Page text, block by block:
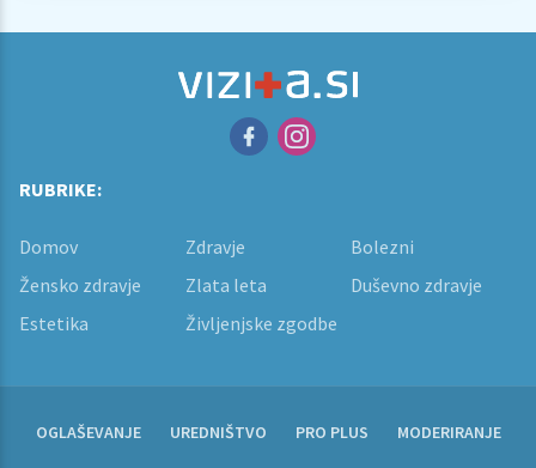
RUBRIKE:
Domov Zdravje
Bolezni
Žensko zdravje
Zlata leta
Duševno zdravje
Estetika
Življenjske zgodbe
OGLAŠEVANJE UREDNIŠTVO PRO PLUS MODERIRANJE